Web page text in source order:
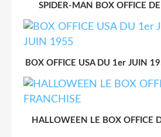
SPIDER-MAN BOX OFFICE
BOX OFFICE USA DU 1er JUIN
HALLOWEEN LE BOX OFFICE